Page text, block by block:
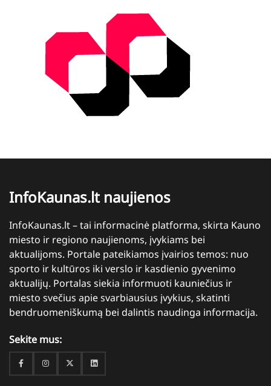
InfoKaunas.lt naujienos
InfoKaunas.lt – tai informacinė platforma, skirta Kauno
miesto ir regiono naujienoms, įvykiams bei
aktualijoms. Portale pateikiamos įvairios temos: nuo
sporto ir kultūros iki verslo ir kasdienio gyvenimo
aktualijų. Portalas siekia informuoti kauniečius ir
miesto svečius apie svarbiausius įvykius, skatinti
bendruomeniškumą bei dalintis naudinga informacija.
Sekite mus:
FacebookInstagramTwitterLinkedin